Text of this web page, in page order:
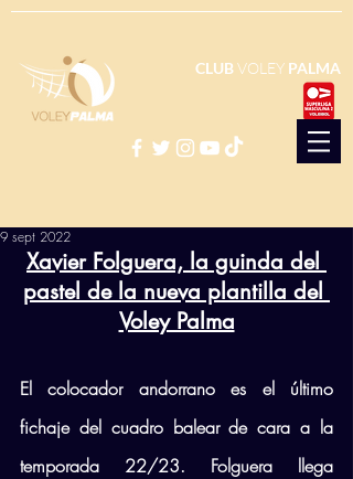
CLUBVOLEY PALMA
9 sept 2022
Xavier Folguera, la guinda del
pastel de la nueva plantilla del
Voley Palma
El colocador andorrano es el último
fichaje del cuadro balear de cara a la
temporada 22/23. Folguera llega